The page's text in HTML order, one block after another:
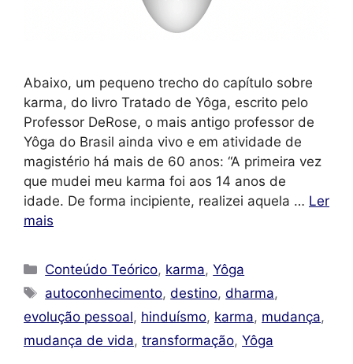
Abaixo, um pequeno trecho do capítulo sobre
karma, do livro Tratado de Yôga, escrito pelo
Professor DeRose, o mais antigo professor de
Yôga do Brasil ainda vivo e em atividade de
magistério há mais de 60 anos: “A primeira vez
que mudei meu karma foi aos 14 anos de
idade. De forma incipiente, realizei aquela … Ler
mais
Categorias
Conteúdo Teórico, karma,Yôga
Tags
autoconhecimento,destino,dharma,
evolução pessoal, hinduísmo, karma, mudança,
mudança de vida, transformação, Yôga